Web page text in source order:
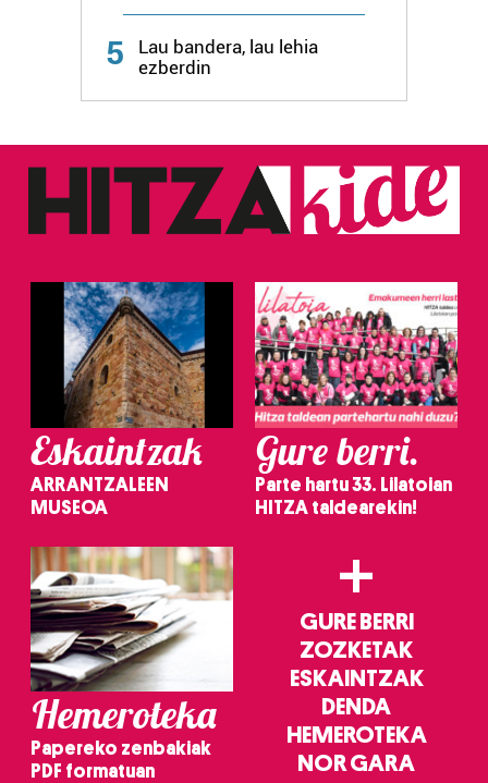
zerbitzuak hobetzeko asmoz, cookie teknologiaz
5
Lau bandera, lau lehia
ezberdin
Eskaintzak
ARRANTZALEEN
MUSEOA
Gure berri.
Parte hartu 33. Lilatoian
HITZA taldearekin!
Hemeroteka
Papereko zenbakiak
PDF formatuan
+
GURE BERRI
ZOZKETAK
ESKAINTZAK
DENDA
HEMEROTEKA
NOR GARA